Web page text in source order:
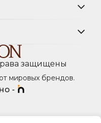
защищены
мировых брендов.
-